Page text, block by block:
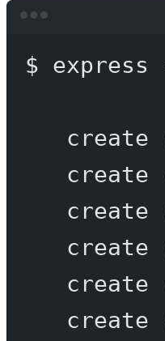
$ express
create
create
create
create
create
create